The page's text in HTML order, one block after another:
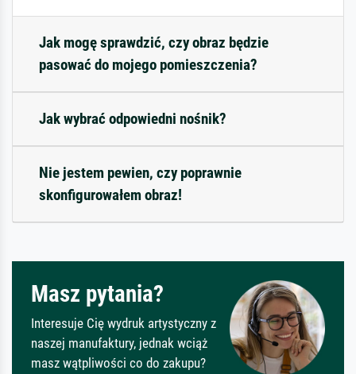
Jak mogę sprawdzić, czy obraz będzie
pasować do mojego pomieszczenia?
Jak wybrać odpowiedni nośnik?
Nie jestem pewien, czy poprawnie
skonfigurowałem obraz!
Masz pytania?
Interesuje Cię wydruk artystyczny z
naszej manufaktury, jednak wciąż
masz wątpliwości co do zakupu?